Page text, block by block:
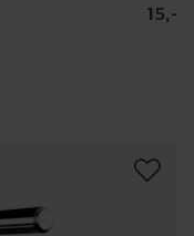
15,-